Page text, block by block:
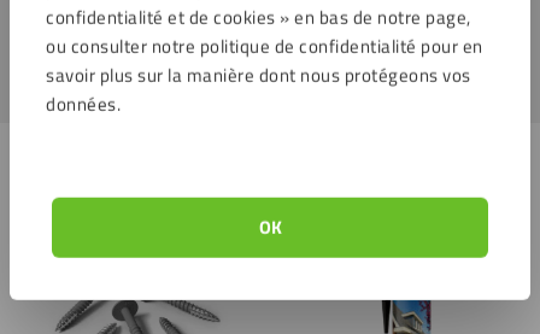
confidentialité et de cookies » en bas de notre page,
ou consulter notre politique de confidentialité pour en
savoir plus sur la manière dont nous protégeons vos
données.
OK
2010 6mm.